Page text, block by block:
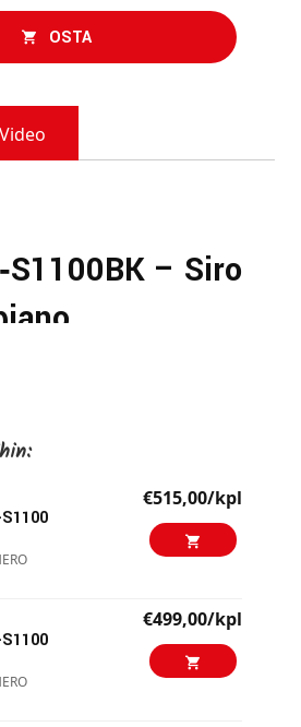
OSTA
Video
– Siro
pienen koon, elegantin
pianotuntuman. Sen 88
ja AiR‑äänimoottori
soittokokemuksen, ja
hyvin kotikäyttöön tai
ja soitettavuus
Smart Scaled Hammer
-kosketinmekanismi
€515,00/kpl
€499,00/kpl